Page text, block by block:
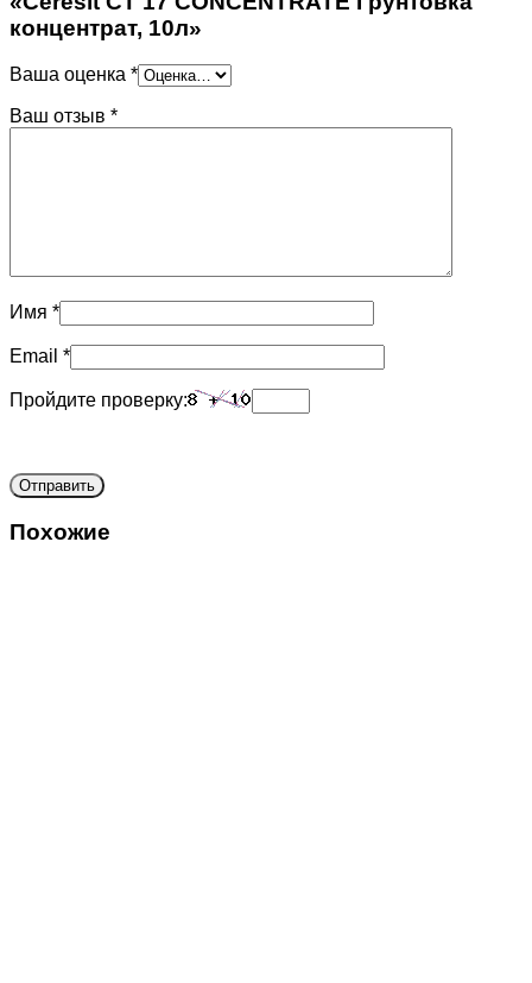
концентрат, 10л»
Ваша оценка *
Ваш отзыв *
Имя *
Email *
Пройдите проверку:
Похожие